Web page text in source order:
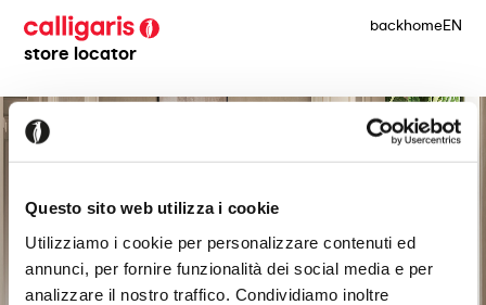
Questo sito web utilizza i cookie
Utilizziamo i cookie per personalizzare contenuti ed
annunci, per fornire funzionalità dei social media e per
analizzare il nostro traffico. Condividiamo inoltre
store locator
backhomeEN